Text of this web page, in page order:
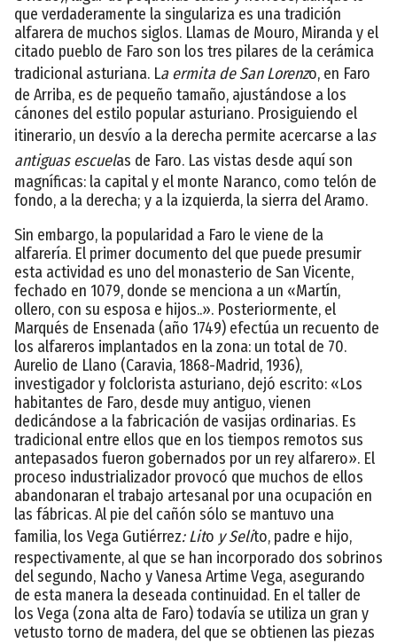
que verdaderamente la singulariza es una tradición
alfarera de muchos siglos. Llamas de Mouro, Miranda y el
citado pueblo de Faro son los tres pilares de la cerámica
tradicional asturiana. La ermita de San Lorenzo, en Faro
de Arriba, es de pequeño tamaño, ajustándose a los
cánones del estilo popular asturiano. Prosiguiendo el
itinerario, un desvío a la derecha permite acercarse a las
antiguas escuelas de Faro. Las vistas desde aquí son
magníficas: la capital y el monte Naranco, como telón de
fondo, a la derecha; y a la izquierda, la sierra del Aramo.
Sin embargo, la popularidad a Faro le viene de la
alfarería. El primer documento del que puede presumir
esta actividad es uno del monasterio de San Vicente,
fechado en 1079, donde se menciona a un «Martín,
ollero, con su esposa e hijos..». Posteriormente, el
Marqués de Ensenada (año 1749) efectúa un recuento de
los alfareros implantados en la zona: un total de 70.
Aurelio de Llano (Caravia, 1868-Madrid, 1936),
investigador y folclorista asturiano, dejó escrito: «Los
habitantes de Faro, desde muy antiguo, vienen
dedicándose a la fabricación de vasijas ordinarias. Es
tradicional entre ellos que en los tiempos remotos sus
antepasados fueron gobernados por un rey alfarero». El
proceso industrializador provocó que muchos de ellos
abandonaran el trabajo artesanal por una ocupación en
las fábricas. Al pie del cañón sólo se mantuvo una
familia, los Vega Gutiérrez: Lito y Selito, padre e hijo,
respectivamente, al que se han incorporado dos sobrinos
del segundo, Nacho y Vanesa Artime Vega, asegurando
de esta manera la deseada continuidad. En el taller de
los Vega (zona alta de Faro) todavía se utiliza un gran y
vetusto torno de madera, del que se obtienen las piezas